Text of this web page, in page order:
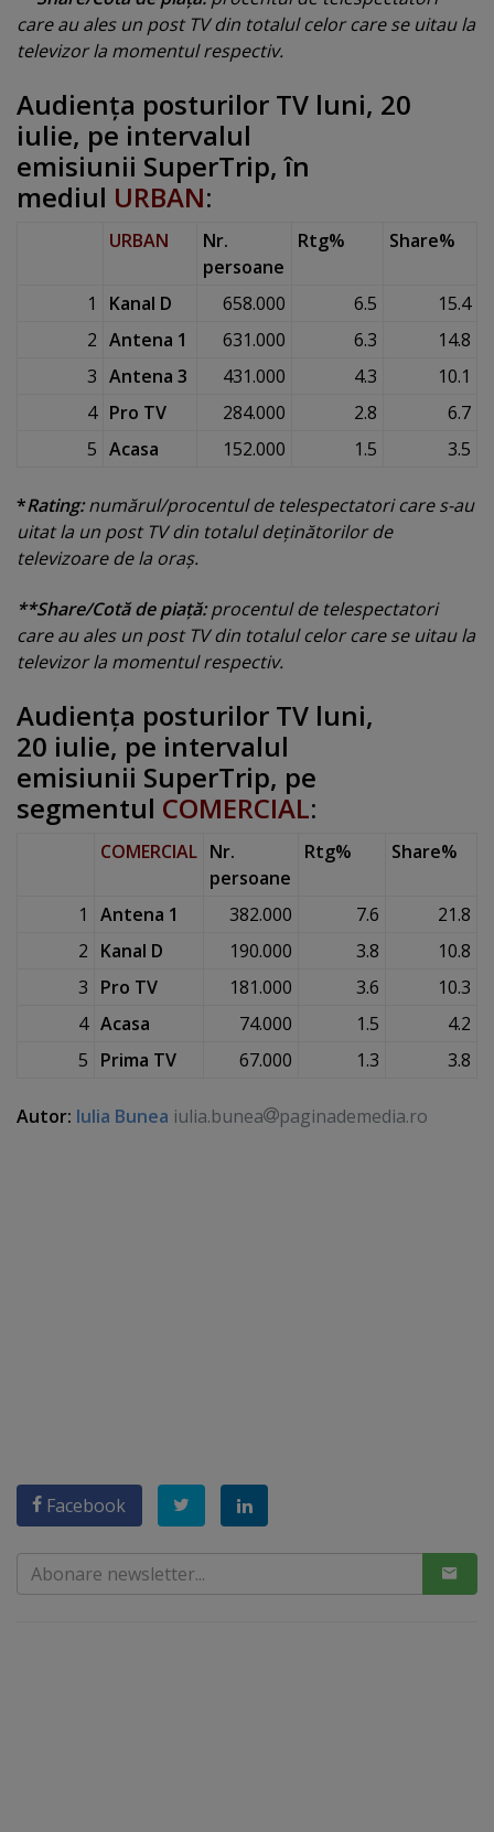
care au ales un post TV din totalul celor care se uitau la
televizor la momentul respectiv.
Audienţa posturilor TV luni, 20
iulie, pe intervalul
emisiunii SuperTrip, în
mediul URBAN:
URBAN
Nr.
persoane
Rtg% Share%
1 Kanal D 658.000 6.5
15.4
2 Antena 1 631.000 6.3
14.8
3 Antena 3 431.000 4.3
10.1
4 Pro TV 284.000 2.8
6.7
5 Acasa 152.000 1.5 3.5
*Rating:numărul/procentul de telespectatori care s-au
uitat la un post TV din totalul deţinătorilor de
televizoare de la oraş.
**Share/Cotă de piaţă:procentul de telespectatori
care au ales un post TV din totalul celor care se uitau la
televizor la momentul respectiv.
Audienţa posturilor TV luni,
20 iulie, pe intervalul
emisiunii SuperTrip, pe
segmentul COMERCIAL:
COMERCIAL Nr.
persoane
Rtg% Share%
1 Antena 1 382.000 7.6
21.8
2 Kanal D 190.000 3.8
10.8
3 Pro TV 181.000 3.6
10.3
4 Acasa 74.000 1.5
4.2
5 Prima TV 67.000 1.3 3.8
Autor: Iulia Bunea iulia.bunea paginademedia.ro
Facebook